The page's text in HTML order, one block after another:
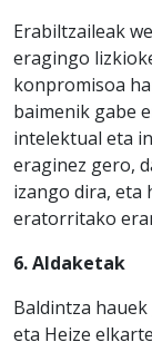
Erabiltzaileak
eragingo
konpromisoa
baimenik gabe
intelektual eta
eraginez gero,
izango dira, eta
eratorritako
6. Aldaketak
Baldintza
eta Heize